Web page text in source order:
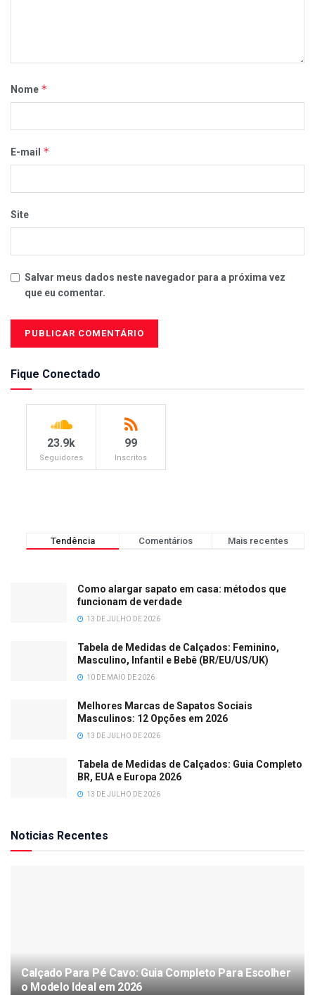
Nome *
E-mail *
Site
Salvar meus dados neste navegador para a próxima vez
que eu comentar.
Fique Conectado
23.9k
Seguidores
99
Inscritos
Tendência Comentários Mais recentes
Como alargar sapato em casa: métodos que
funcionam de verdade
13 DE JULHO DE 2026
Tabela de Medidas de Calçados: Feminino,
Masculino, Infantil e Bebê (BR/EU/US/UK)
10 DE MAIO DE 2026
Melhores Marcas de Sapatos Sociais
Masculinos: 12 Opções em 2026
13 DE JULHO DE 2026
Tabela de Medidas de Calçados: Guia Completo
BR, EUA e Europa 2026
13 DE JULHO DE 2026
Noticias Recentes
Calçado Para Pé Cavo: Guia Completo Para Escolher
o Modelo Ideal em 2026